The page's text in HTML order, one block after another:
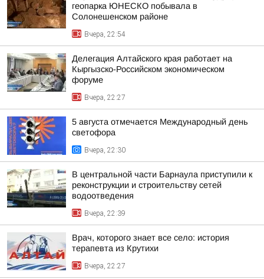
геопарка ЮНЕСКО побывала в
Солонешенском районе
Вчера, 22:54
Делегация Алтайского края работает на
Кыргызско-Российском экономическом
форуме
Вчера, 22:27
5 августа отмечается Международный день
светофора
Вчера, 22:30
В центральной части Барнаула приступили к
реконструкции и строительству сетей
водоотведения
Вчера, 22:39
Врач, которого знает все село: история
терапевта из Крутихи
Вчера, 22:27